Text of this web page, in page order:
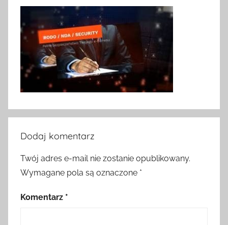
Dodaj komentarz
Twój adres e-mail nie zostanie opublikowany.
Wymagane pola są oznaczone *
Komentarz *